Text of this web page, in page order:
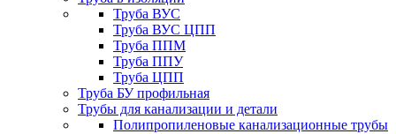
Труба ВУС
Труба ВУС ЦПП
Труба ППМ
Труба ППУ
Труба ЦПП
Труба БУ профильная
Трубы для канализации и детали
Полипропиленовые канализационные трубы